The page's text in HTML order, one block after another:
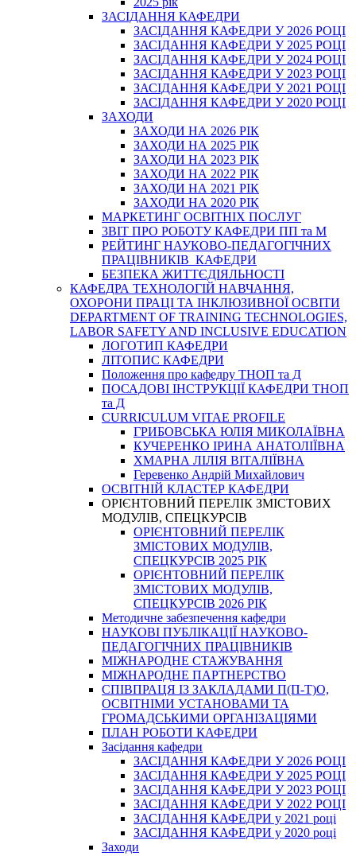
ЗАСІДАННЯ КАФЕДРИ
ЗАСІДАННЯ КАФЕДРИ У 2026 РОЦІ
ЗАСІДАННЯ КАФЕДРИ У 2025 РОЦІ
ЗАСІДАННЯ КАФЕДРИ У 2024 РОЦІ
ЗАСІДАННЯ КАФЕДРИ У 2023 РОЦІ
ЗАСІДАННЯ КАФЕДРИ У 2021 РОЦІ
ЗАСІДАННЯ КАФЕДРИ У 2020 РОЦІ
ЗАХОДИ
ЗАХОДИ НА 2026 РІК
ЗАХОДИ НА 2025 РІК
ЗАХОДИ НА 2023 РІК
ЗАХОДИ НА 2022 РІК
ЗАХОДИ НА 2021 РІК
ЗАХОДИ НА 2020 РІК
МАРКЕТИНГ ОСВІТНІХ ПОСЛУГ
3BIT ПРО РОБОТУ КАФЕДРИ ПП та М
РЕЙТИНГ НАУКОВО-ПЕДАГОГІЧНИХ
ПРАЦІВНИКІВ КАФЕДРИ
БЕЗПЕКА ЖИТТЄДІЯЛЬНОСТІ
КАФЕДРА ТЕХНОЛОГІЙ НАВЧАННЯ,
ОХОРОНИ ПРАЦІ ТА ІНКЛЮЗИВНОЇ ОСВІТИ
DEPARTMENT OF TRAINING TECHNOLOGIES,
LABOR SAFETY AND INCLUSIVE EDUCATION
ЛОГОТИП КАФЕДРИ
ЛІТОПИС КАФЕДРИ
Положення про кафедру ТНОП та Д
ПОСАДОВІ ІНСТРУКЦІЇ КАФЕДРИ ТНОП
та Д
CURRICULUM VITAE PROFILE
ГРИБОВСЬКА ЮЛІЯ МИКОЛАЇВНА
КУЧЕРЕНКО ІРИНА АНАТОЛІЇВНА
ХМАРНА ЛІЛІЯ ВІТАЛІЇВНА
Геревенко Андрій Михайлович
ОСВІТНІЙ КЛАСТЕР КАФЕДРИ
ОРІЄНТОВНИЙ ПЕРЕЛІК ЗМІСТОВИХ
МОДУЛІВ, СПЕЦКУРСІВ
ОРІЄНТОВНИЙ ПЕРЕЛІК
ЗМІСТОВИХ МОДУЛІВ,
СПЕЦКУРСІВ 2025 РІК
ОРІЄНТОВНИЙ ПЕРЕЛІК
ЗМІСТОВИХ МОДУЛІВ,
СПЕЦКУРСІВ 2026 РІК
Методичне забезпечення кафедри
НАУКОВІ ПУБЛІКАЦІЇ НАУКОВО-
ПЕДАГОГІЧНИХ ПРАЦІВНИКІВ
МІЖНАРОДНЕ СТАЖУВАННЯ
МІЖНАРОДНЕ ПАРТНЕРСТВО
СПІВПРАЦЯ ІЗ ЗАКЛАДАМИ П(П-Т)О,
ОСВІТНІМИ УСТАНОВАМИ ТА
ГРОМАДСЬКИМИ ОРГАНІЗАЦІЯМИ
ПЛАН РОБОТИ КАФЕДРИ
Засідання кафедри
ЗАСІДАННЯ КАФЕДРИ У 2026 РОЦІ
ЗАСІДАННЯ КАФЕДРИ У 2025 РОЦІ
ЗАСІДАННЯ КАФЕДРИ У 2023 РОЦІ
ЗАСІДАННЯ КАФЕДРИ У 2022 РОЦІ
ЗАСІДАННЯ КАФЕДРИ у 2021 році
ЗАСІДАННЯ КАФЕДРИ у 2020 році
Заходи